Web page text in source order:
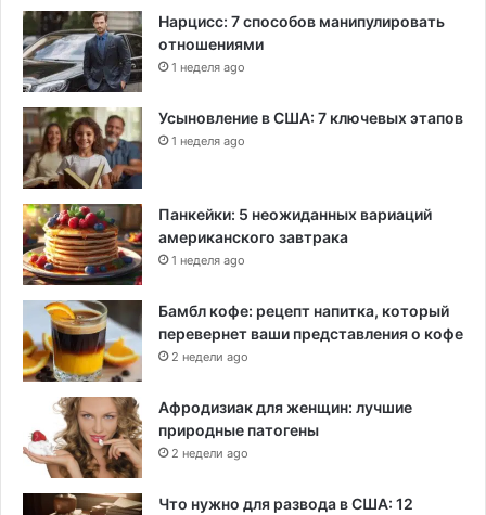
Нарцисс: 7 способов манипулировать
отношениями
1 неделя ago
Усыновление в США: 7 ключевых этапов
1 неделя ago
Панкейки: 5 неожиданных вариаций
американского завтрака
1 неделя ago
Бамбл кофе: рецепт напитка, который
перевернет ваши представления о кофе
2 недели ago
Афродизиак для женщин: лучшие
природные патогены
2 недели ago
Что нужно для развода в США: 12